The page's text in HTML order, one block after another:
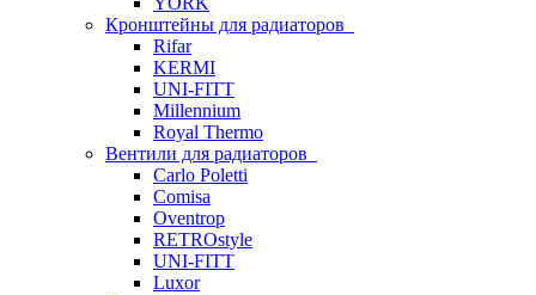
Кронштейны для радиаторов
Rifar
KERMI
UNI-FITT
Millennium
Royal Thermo
Вентили для радиаторов
Carlo Poletti
Comisa
Oventrop
RETROstyle
UNI-FITT
Luxor